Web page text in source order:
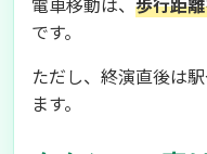
です。
ただし、終演直後は
ます。